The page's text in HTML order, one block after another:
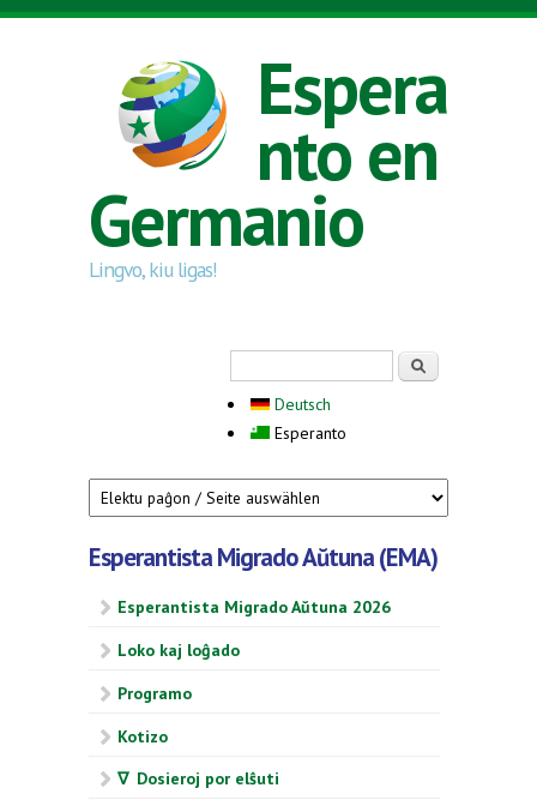
Skip to main content
Espera
nto en
Germanio
Lingvo, kiu ligas!
Deutsch
Esperanto
Esperantista Migrado Aŭtuna (EMA)
Esperantista Migrado Aŭtuna 2026
Loko kaj loĝado
Programo
Kotizo
∇ Dosieroj por elŝuti